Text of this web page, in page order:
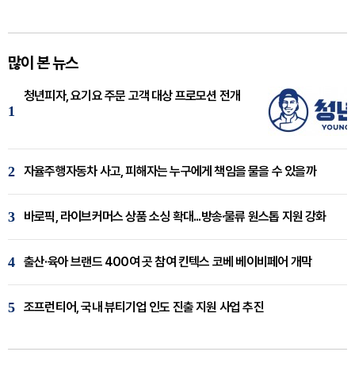
많이 본 뉴스
1
청년피자, 요기요 주문 고객 대상 프로모션 전개
2 자율주행자동차 사고, 피해자는 누구에게 책임을 물을 수 있을까
3 바로픽, 라이브커머스 상품 소싱 확대...방송·물류 원스톱 지원 강화
4 출산·육아 브랜드 400여 곳 참여 킨텍스 코베 베이비페어 개막
5 조프런티어, 국내 뷰티기업 인도 진출 지원 사업 추진